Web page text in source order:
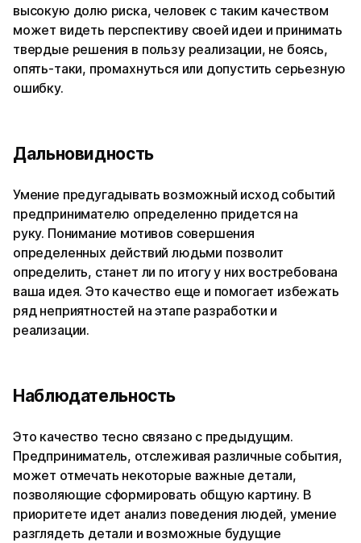
высокую долю риска, человек с таким качеством
может видеть перспективу своей идеи и принимать
твердые решения в пользу реализации, не боясь,
опять-таки, промахнуться или допустить серьезную
ошибку.
Дальновидность
Умение предугадывать возможный исход событий
предпринимателю определенно придется на
руку. Понимание мотивов совершения
определенных действий людьми позволит
определить, станет ли по итогу у них востребована
ваша идея. Это качество еще и помогает избежать
ряд неприятностей на этапе разработки и
реализации.
Наблюдательность
Это качество тесно связано с предыдущим.
Предприниматель, отслеживая различные события,
может отмечать некоторые важные детали,
позволяющие сформировать общую картину. В
приоритете идет анализ поведения людей, умение
разглядеть детали и возможные будущие